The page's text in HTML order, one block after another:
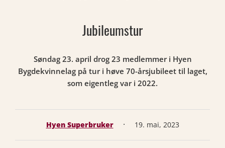
Jubileumstur
Søndag 23. april drog 23 medlemmer i Hyen
Bygdekvinnelag på tur i høve 70-årsjubileet til laget,
som eigentleg var i 2022.
Hyen Superbruker · 19. mai, 2023